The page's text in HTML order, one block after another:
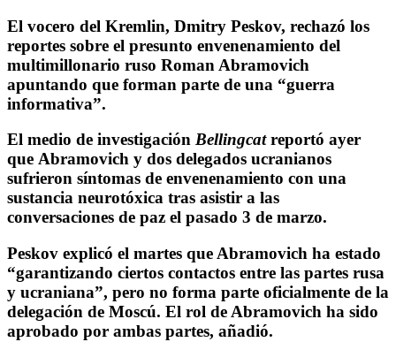
El vocero del Kremlin, Dmitry Peskov, rechazó los
reportes sobre el presunto envenenamiento del
multimillonario ruso Roman Abramovich
apuntando que forman parte de una “guerra
informativa”.
El medio de investigación Bellingcatreportó ayer
que Abramovich y dos delegados ucranianos
sufrieron síntomas de envenenamiento con una
sustancia neurotóxica tras asistir a las
conversaciones de paz el pasado 3 de marzo.
Peskov explicó el martes que Abramovich ha estado
“garantizando ciertos contactos entre las partes rusa
y ucraniana”, pero no forma parte oficialmente de la
delegación de Moscú. El rol de Abramovich ha sido
aprobado por ambas partes, añadió.